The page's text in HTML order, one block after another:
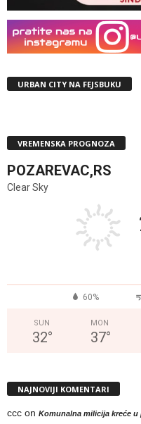
URBAN CITY NA FEJSBUKU
VREMENSKA PROGNOZA
POZAREVAC,RS
Clear Sky
60%
SUN
32°
MON
37°
NAJNOVIJI KOMENTARI
ccc on Komunalna milicija kreće